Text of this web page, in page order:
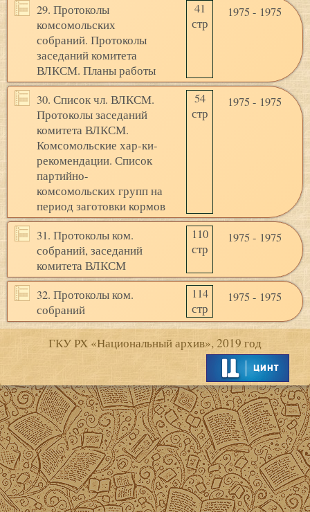
29. Протоколы
комсомольских
собраний. Протоколы
заседаний комитета
ВЛКСМ. Планы работы
41
стр
1975 - 1975
30. Список чл. ВЛКСМ.
Протоколы заседаний
комитета ВЛКСМ.
Комсомольские хар-ки-
рекомендации. Список
партийно-
комсомольских групп на
период заготовки кормов
54
стр
1975 - 1975
31. Протоколы ком.
собраний, заседаний
комитета ВЛКСМ
110
стр
1975 - 1975
32. Протоколы ком.
собраний
114
стр
1975 - 1975
ГКУ РХ «Национальный архив», 2019 год